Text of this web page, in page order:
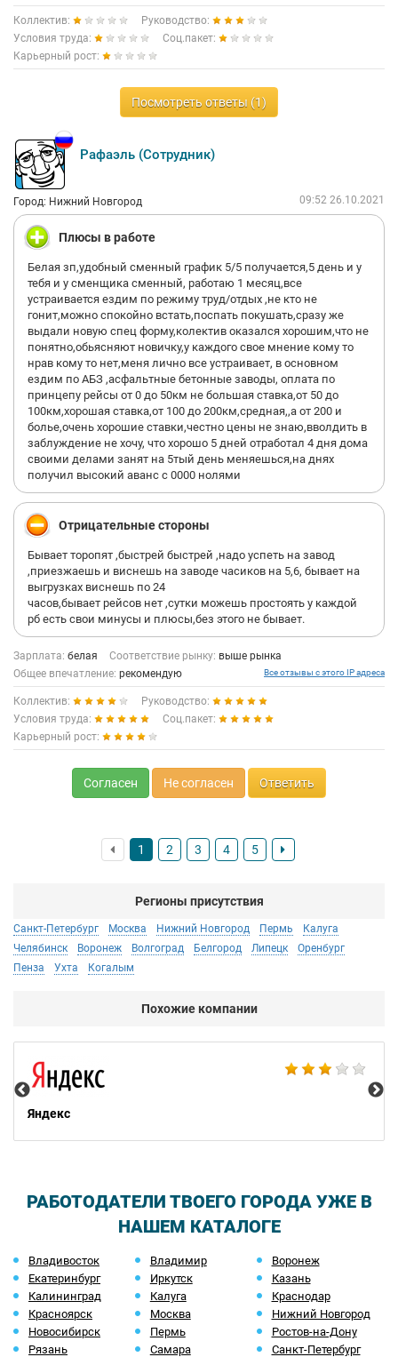
Коллектив:
Руководство:
Условия труда:
Соц.пакет:
Карьерный рост:
Посмотреть ответы (1)
Рафаэль (Сотрудник)
Город: Нижний Новгород 09:52 26.10.2021
Плюсы в работе
Белая зп,удобный сменный график 5/5 получается,5 день и у
тебя и у сменщика сменный, работаю 1 месяц,все
устраивается ездим по режиму труд/отдых ,не кто не
гонит,можно спокойно встать,поспать покушать,сразу же
выдали новую спец форму,колектив оказался хорошим,что не
понятно,обьясняют новичку,у каждого свое мнение кому то
нрав кому то нет,меня лично все устраивает, в основном
ездим по АБЗ ,асфальтные бетонные заводы, оплата по
принцепу рейсы от 0 до 50км не большая ставка,от 50 до
100км,хорошая ставка,от 100 до 200км,средная,,а от 200 и
болье,очень хорошие ставки,честно цены не знаю,вволдить в
заблуждение не хочу, что хорошо 5 дней отработал 4 дня дома
своими делами занят на 5тый день меняешься,на днях
получил высокий аванс с 0000 нолями
Отрицательные стороны
Бывает торопят ,быстрей быстрей ,надо успеть на завод
,приезжаешь и виснешь на заводе часиков на 5,6, бывает на
выгрузках виснешь по 24
часов,бывает рейсов нет ,сутки можешь простоять у каждой
рб есть свои минусы и плюсы,без этого не бывает.
Зарплата: белая Соответствие рынку: выше рынка
Общее впечатление: рекомендую Все отзывы с этого IP адреса
Коллектив:
Руководство:
Условия труда:
Соц.пакет:
Карьерный рост:
Согласен Не согласен Ответить
1 2 3 4 5
Регионы присутствия
Санкт-Петербург Москва Нижний Новгород Пермь
Калуга
Челябинск
Воронеж Волгоград Белгород Липецк
Оренбург
Пенза
Ухта Когалым
Похожие компании
Яндекс
РАБОТОДАТЕЛИ ТВОЕГО ГОРОДА УЖЕ В
НАШЕМ КАТАЛОГЕ
Владивосток Владимир
Воронеж
Екатеринбург
Иркутск
Казань
Калининград
Калуга
Краснодар
Красноярск
Москва
Нижний Новгород
Новосибирск
Пермь
Ростов-на-Дону
Рязань
Самара Санкт-Петербург